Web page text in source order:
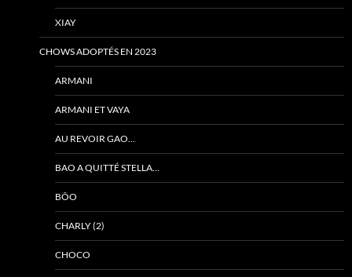
XIAY
CHOWS ADOPTÉS EN 2023
ARMANI
ARMANI ET VAYA
AU REVOIR GAO…
BAO A QUITTÉ STELLA…
BÔO
CHARLY (2)
CHOCO